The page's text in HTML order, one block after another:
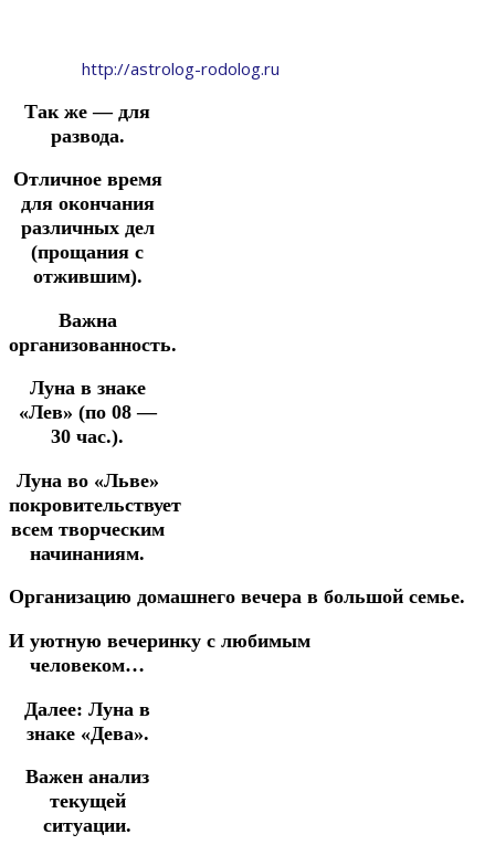
http://astrolog-rodolog.ru
Так же — для
развода.
Отличное время
для окончания
различных дел
(прощания с
отжившим).
Важна
организованность.
Луна в знаке
«Лев» (по 08 —
30 час.).
Луна во «Льве»
покровительствует
всем творческим
начинаниям.
Организацию домашнего вечера в большой семье.
И уютную вечеринку с любимым
человеком…
Далее: Луна в
знаке «Дева».
Важен анализ
текущей
ситуации.